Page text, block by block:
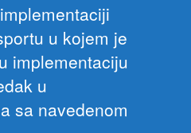
u kojem je
implementaciju
u
sa navedenom